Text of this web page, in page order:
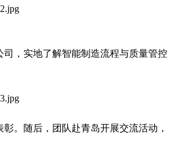
，实地了解智能制造流程与质量管控
。随后，团队赴青岛开展交流活动，